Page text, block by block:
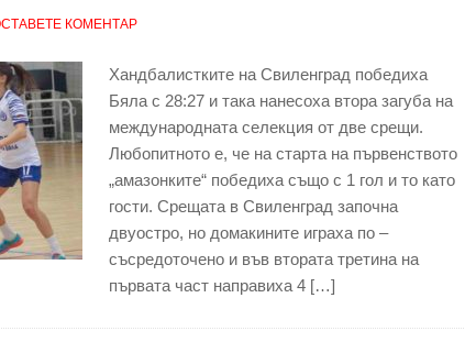
КОМЕНТАР
Хандбалистките на Свиленград победиха
Бяла с 28:27 и така нанесоха втора загуба на
международната селекция от две срещи.
Любопитното е, че на старта на първенството
„амазонките“ победиха също с 1 гол и то като
гости. Срещата в Свиленград започна
двуостро, но домакините играха по –
съсредоточено и във втората третина на
първата част направиха 4 […]